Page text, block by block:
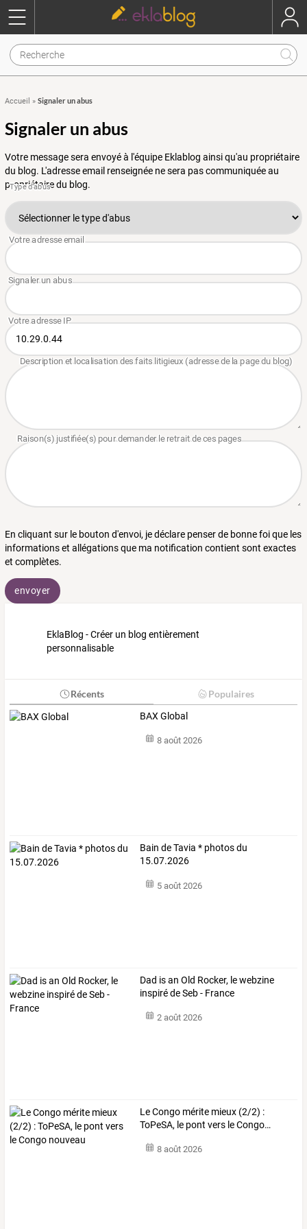
Accueil » Signaler un abus
Signaler un abus
Votre message sera envoyé à l'équipe Eklablog ainsi qu'au propriétaire
du blog. L'adresse email renseignée ne sera pas communiquée au
propriétaire du blog.
En cliquant sur le bouton d'envoi, je déclare penser de bonne foi que les
informations et allégations que ma notification contient sont exactes
et complètes.
envoyer
EklaBlog - Créer un blog entièrement
personnalisable
Récents Populaires
BAX Global
8 août 2026
Bain de Tavia * photos du
15.07.2026
5 août 2026
Dad is an Old Rocker, le webzine
inspiré de Seb - France
2 août 2026
LeCongo mérite mieux (2/2) :
ToPeSA, le pont vers leCongo…
8 août 2026